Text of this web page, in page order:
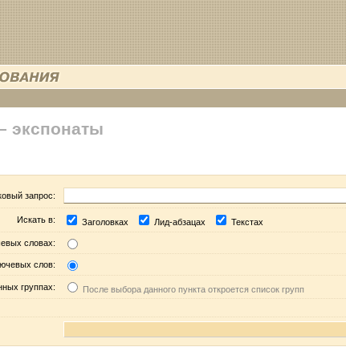
экспонаты
запрос:
Искать в: Заголовках Лид-абзацах Текстах
словах:
слов:
группах: После выбора данного пункта откроется список групп